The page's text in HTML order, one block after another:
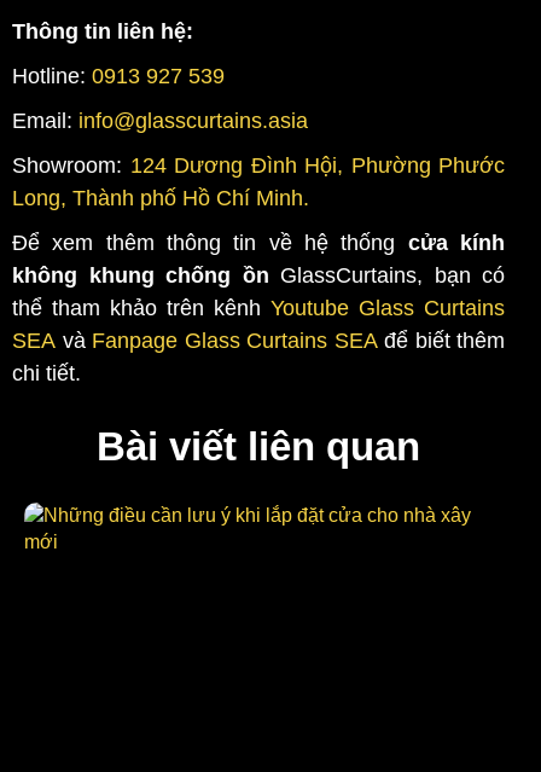
Thông tin liên hệ:
Hotline: 0913 927 539
Email: info@glasscurtains.asia
Showroom: 124 Dương Đình Hội, Phường Phước
Long, Thành phố Hồ Chí Minh.
Để xem thêm thông tin về hệ thống cửa kính
không khung chống ồn GlassCurtains, bạn có
thể tham khảo trên kênh Youtube Glass Curtains
SEA và Fanpage Glass Curtains SEAđể biết thêm
chi tiết.
Bài viết liên quan